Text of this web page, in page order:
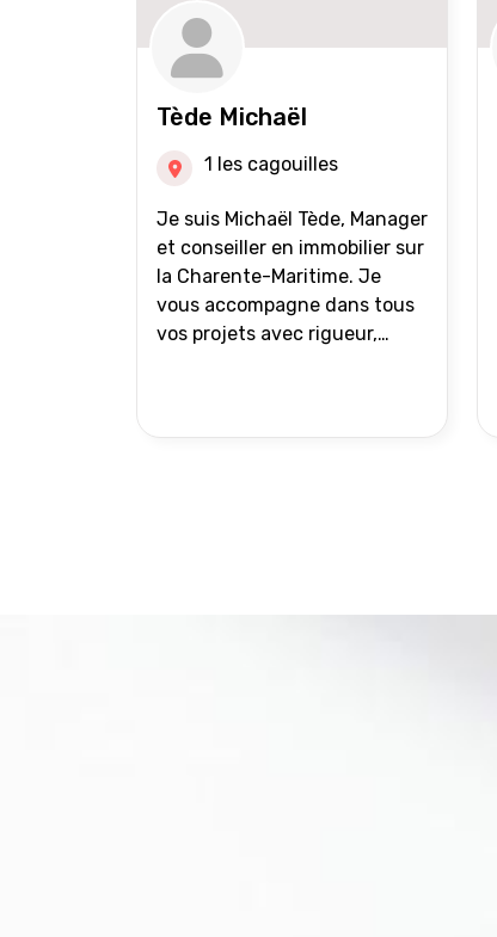
(niveau national et
international) Validation du
financement des acquéreurs
auprès de partenaires
financiers Portefeuille de
clients acquéreurs travaillé et
Vente en partage grâce au
réseau Iad France et Iad
Deutschland Inter agence
Tède Michaël
1 les cagouilles
Je suis Michaël Tède, Manager
et conseiller en immobilier sur
la Charente-Maritime. Je
vous accompagne dans tous
vos projets avec rigueur,